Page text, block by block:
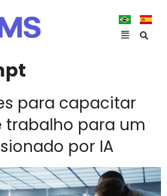
para capacitar
trabalho para um
por IA